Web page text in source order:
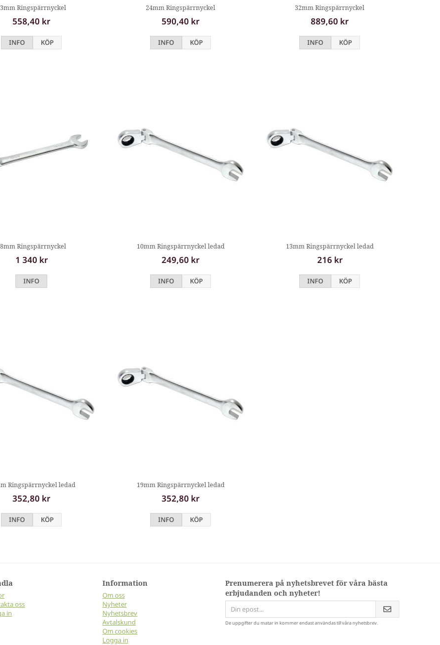
Ringspärrnyckel
558,40 kr
INFO KÖP
24mm Ringspärrnyckel
590,40 kr
INFO KÖP
32mm Ringspärrnyckel
889,60 kr
INFO KÖP
Ringspärrnyckel
1 340 kr
INFO
10mm Ringspärrnyckel ledad
249,60 kr
INFO KÖP
13mm Ringspärrnyckel ledad
216 kr
INFO KÖP
Ringspärrnyckel ledad
352,80 kr
INFO KÖP
19mm Ringspärrnyckel ledad
352,80 kr
INFO KÖP
oss
in
Information
Om oss
Nyheter
Nyhetsbrev
Avtalskund
Om cookies
Logga in
Prenumerera på nyhetsbrevet för våra bästa
erbjudanden och nyheter!
De uppgifter du matar in kommer endast användas till våra nyhetsbrev.